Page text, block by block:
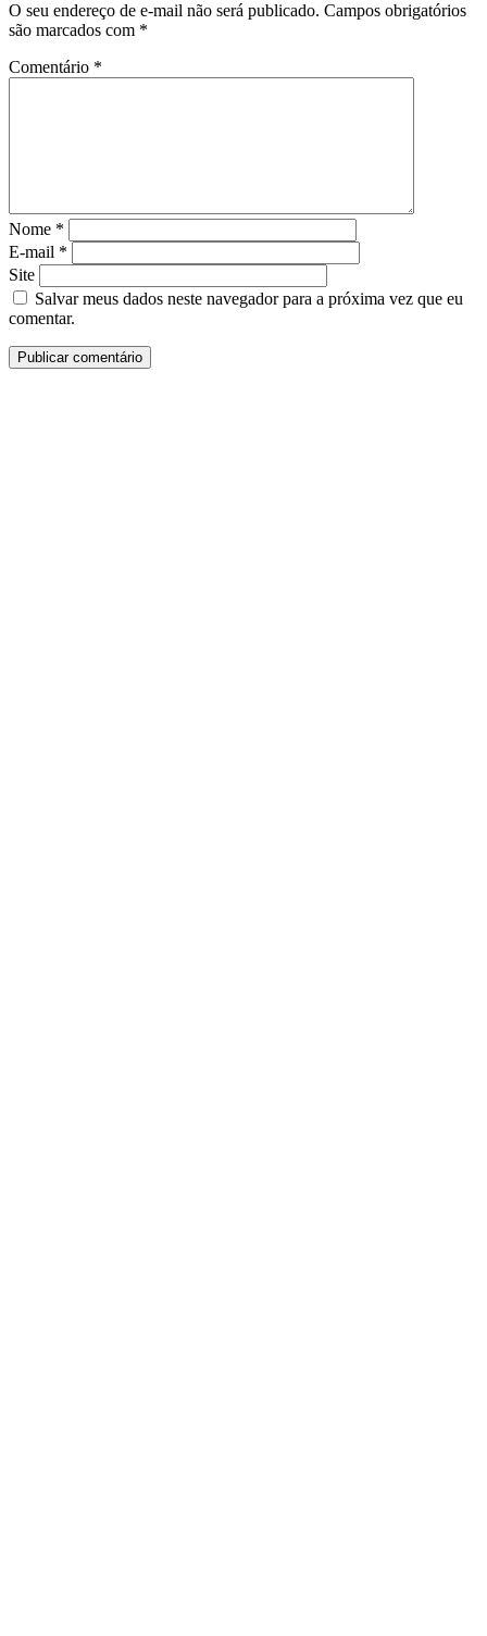
O seu endereço de e-mail não será publicado. Campos obrigatórios
são marcados com *
Comentário *
Nome *
E-mail *
Site
Salvar meus dados neste navegador para a próxima vez que eu
comentar.